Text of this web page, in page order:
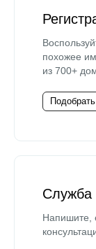
похожее
из 700+
Служба
Напишите,